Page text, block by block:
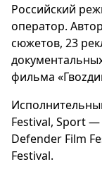
Российский
оператор.
сюжетов, 23
фильма
Festival, Sport
Defender Film
Festival.